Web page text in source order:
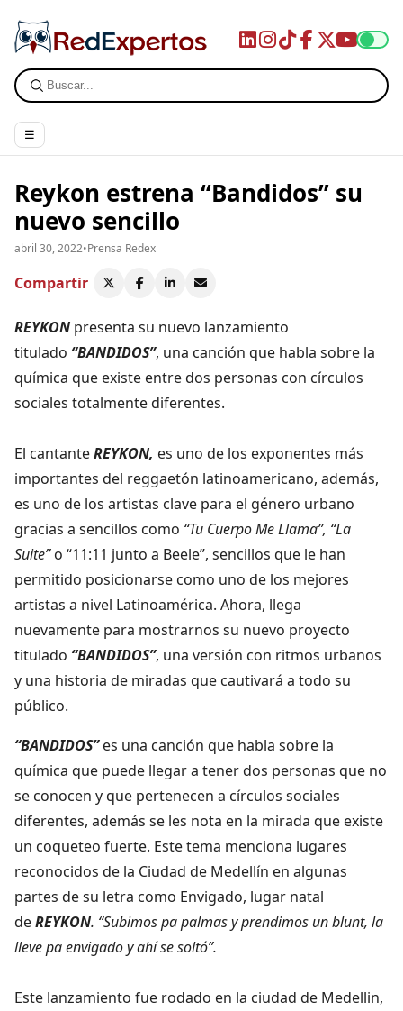
☰
Reykon estrena “Bandidos” su
nuevo sencillo
abril 30, 2022•Prensa Redex
Compartir
REYKON presenta su nuevo lanzamiento
titulado “BANDIDOS”, una canción que habla sobre la
química que existe entre dos personas con círculos
sociales totalmente diferentes.
El cantanteREYKON, es uno de los exponentes más
importantes del reggaetón latinoamericano, además,
es uno de los artistas clave para el género urbano
gracias a sencillos como “Tu Cuerpo Me Llama”, “La
Suite”o “11:11 junto a Beele”, sencillos que le han
permitido posicionarse como uno de los mejores
artistas a nivel Latinoamérica. Ahora, llega
nuevamente para mostrarnos su nuevo proyecto
titulado “BANDIDOS”, una versión con ritmos urbanos
y una historia de miradas que cautivará a todo su
público.
“BANDIDOS”es una canción que habla sobre la
química que puede llegar a tener dos personas que no
se conocen y que pertenecen a círculos sociales
diferentes, además se les nota en la mirada que existe
un coqueteo fuerte. Este tema menciona lugares
reconocidos de la Ciudad de Medellín en algunas
partes de su letra como Envigado, lugar natal
deREYKON. “Subimos pa palmas y prendimos un blunt, la
lleve pa envigado y ahí se soltó”.
Este lanzamiento fue rodado en la ciudad de Medellin,